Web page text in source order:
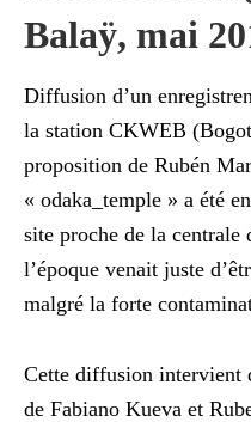
Balaÿ, mai
Diffusion d’un
la station CKWEB
proposition de Rubén
« odaka_temple » a été
site proche de la
l’époque venait juste
malgré la forte
Cette diffusion intervient
de Fabiano Kueva et